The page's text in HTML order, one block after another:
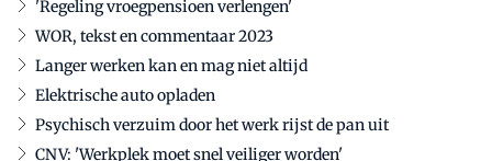
'Regeling vroegpensioen verlengen'
WOR, tekst en commentaar 2023
Langer werken kan en mag niet altijd
Elektrische auto opladen
Psychisch verzuim door het werk rijst de pan uit
CNV: 'Werkplek moet snel veiliger worden'